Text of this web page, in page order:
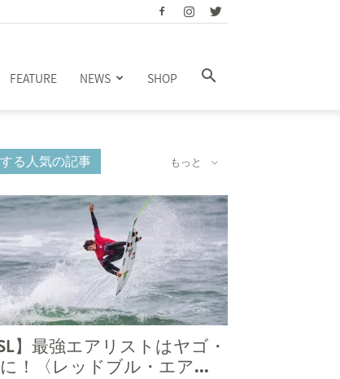
FEATURE NEWS SHOP
る人気の記事 もっと
】最強エアリストはヤゴ・
！〈レッドブル・エア...